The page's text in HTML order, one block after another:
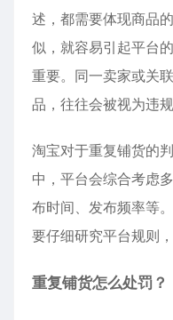
述，都需要体现商品
似，就容易引起平台
重要。同一卖家或关
品，往往会被视为违规
淘宝对于重复铺货的
中，平台会综合考虑
布时间、发布频率等
要仔细研究平台规则
重复铺货怎么处罚？